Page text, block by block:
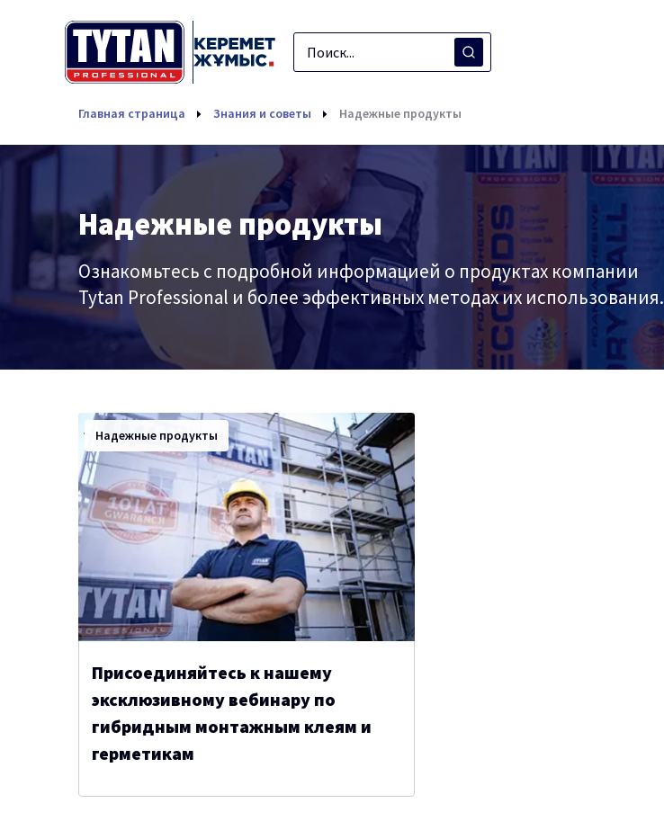
Главная страница Знания и советы Надежные продукты
Надежные продукты
Ознакомьтесь с подробной информацией о продуктах компании
Tytan Professional и более эффективных методах их использования.
Надежные продукты
Присоединяйтесь к нашему
эксклюзивному вебинару по
гибридным монтажным клеям и
герметикам